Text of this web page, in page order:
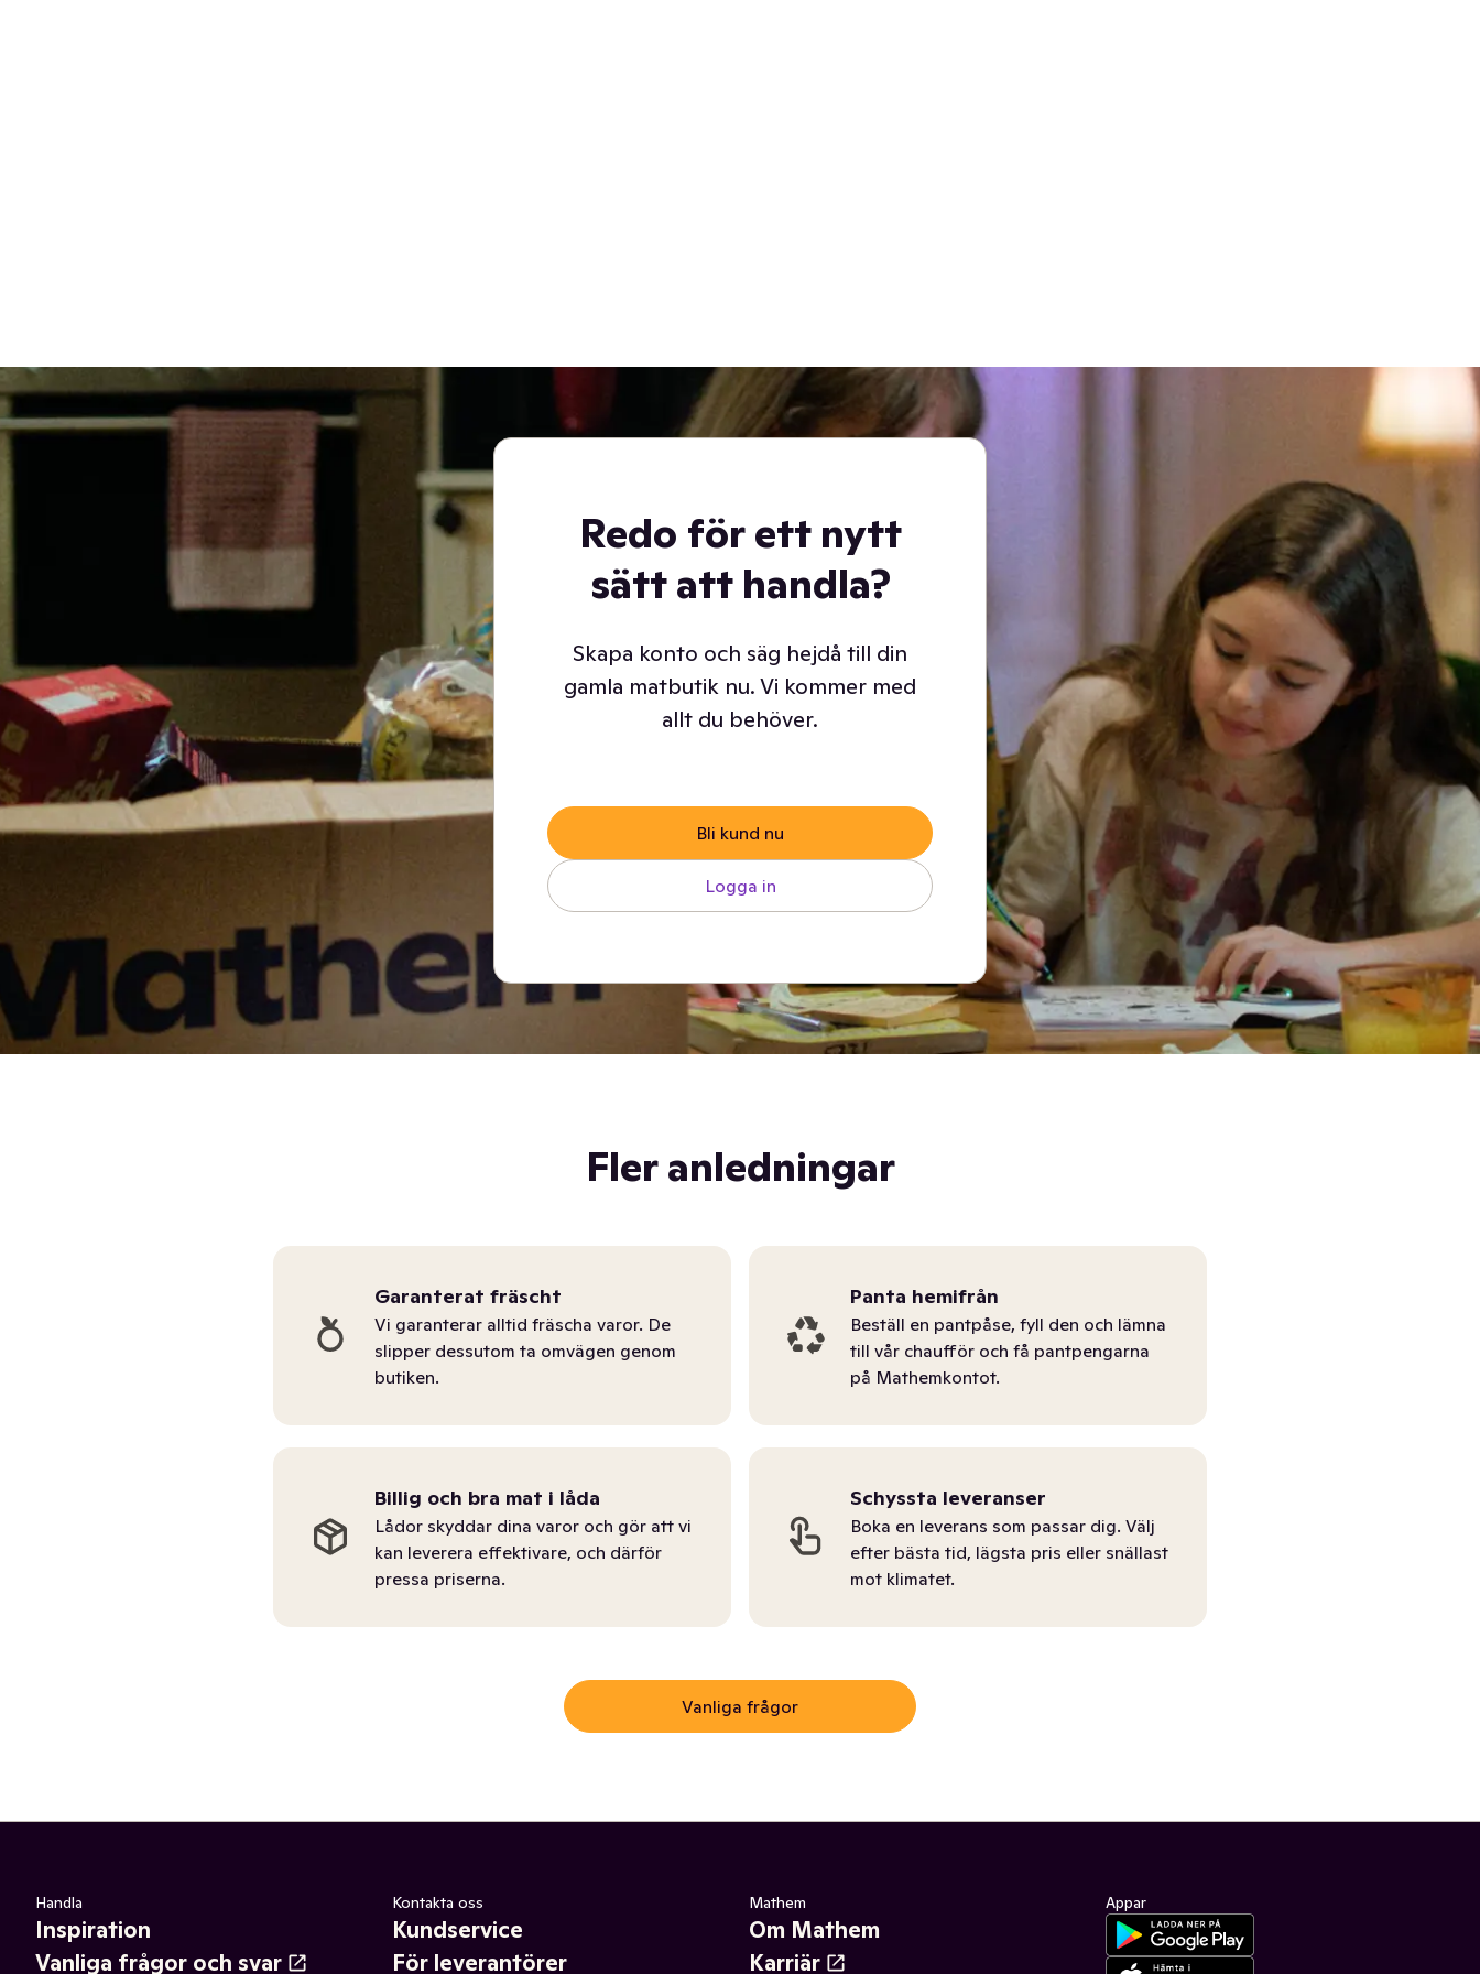
Redo för ett nytt
sätt att handla?
Skapa konto och säg hejdå till din
gamla matbutik nu. Vi kommer med
allt du behöver.
Bli kund nu
Logga in
Fler anledningar
Garanterat fräscht
Vi garanterar alltid fräscha varor. De
slipper dessutom ta omvägen genom
butiken.
Panta hemifrån
Beställ en pantpåse, fyll den och lämna
till vår chaufför och få pantpengarna
på Mathemkontot.
Billig och bra mat i låda
Lådor skyddar dina varor och gör att vi
kan leverera effektivare, och därför
pressa priserna.
Schyssta leveranser
Boka en leverans som passar dig. Välj
efter bästa tid, lägsta pris eller snällast
mot klimatet.
Vanliga frågor
Handla
Inspiration
Vanliga frågor och svar
Kontakta oss
Kundservice
För leverantörer
Mathem
Om Mathem
Karriär
Appar